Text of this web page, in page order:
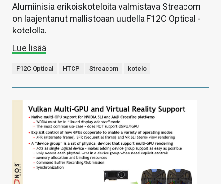
Alumiinisia erikoiskoteloita valmistava Streacom
on laajentanut mallistoaan uudella F12C Optical -
kotelolla.
Lue lisää
F12C Optical HTCP Streacom kotelo